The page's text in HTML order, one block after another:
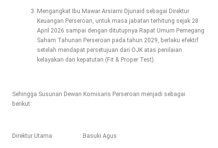
Mengangkat Ibu Mawar Arsiarni Djunaid sebagai Direktur
Keuangan Perseroan, untuk masa jabatan terhitung sejak 28
April 2026 sampai dengan ditutupnya Rapat Umum Pemegang
Saham Tahunan Perseroan pada tahun 2029, berlaku efektif
setelah mendapat persetujuan dari OJK atas penilaian
kelayakan dan kepatutan (Fit & Proper Test).
Sehingga Susunan Dewan Komisaris Perseroan menjadi sebagai
berikut:
Direktur Utama : Basuki Agus